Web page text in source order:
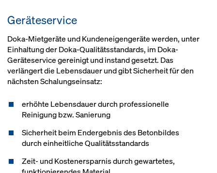
Geräteservice
Doka-Mietgeräte und Kundeneigengeräte werden, unter
Einhaltung der Doka-Qualitätsstandards, im Doka-
Geräteservice gereinigt und instand gesetzt. Das
verlängert die Lebensdauer und gibt Sicherheit für den
nächsten Schalungseinsatz:
erhöhte Lebensdauer durch professionelle
Reinigung bzw. Sanierung
Sicherheit beim Endergebnis des Betonbildes
durch einheitliche Qualitätsstandards
Zeit- und Kostenersparnis durch gewartetes,